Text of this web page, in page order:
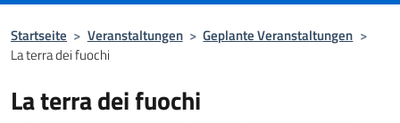
Startseite > Veranstaltungen > Geplante Veranstaltungen >
La terra dei fuochi
La terra dei fuochi